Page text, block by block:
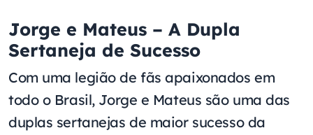
Jorge e Mateus – A Dupla
Sertaneja de Sucesso
Com uma legião de fãs apaixonados em
todo o Brasil, Jorge e Mateus são uma das
duplas sertanejas de maior sucesso da